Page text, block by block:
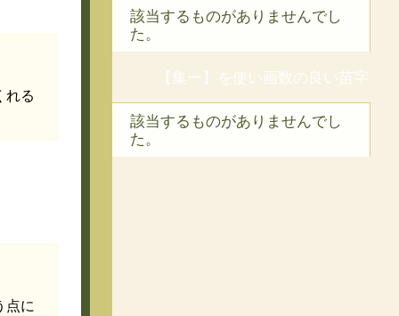
れる
点に
該当するものがありませんでし
た。
【集一】を使い画数の良い苗字
該当するものがありませんでし
た。